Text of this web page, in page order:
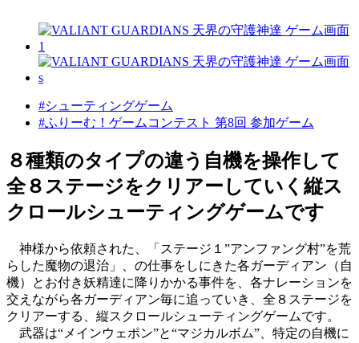
#シューティングゲーム
#ふりーむ！ゲームコンテスト 第8回 参加ゲーム
８種類のタイプの違う自機を操作して
全８ステージをクリアーしていく縦ス
クロールシューティングゲームです
神様から依頼された、「ステージ１”アンファング村”を荒
らした魔物の退治」、の仕事をしにきた各ガーディアン（自
機）とお付き妖精達に降りかかる事件を、各ナレーションを
交えながら各ガーディアン毎に追っていき、全８ステージを
クリアーする、縦スクロールシューティングゲームです。
武器は“メインウェポン”と“マジカルボム”、特定の自機に